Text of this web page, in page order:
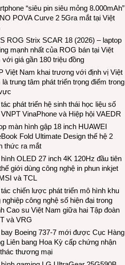
“siêu pin siêu mỏng 8.000mAh”
POVA Curve 2 5Gra mắt tại Việt
ROG Strix SCAR 18 (2026) – laptop
mạnh nhất của ROG bán tại Việt
với giá gần 180 triệu đồng
Việt Nam khai trương với định vị Việt
là trung tâm phát triển trọng điểm trong
phát triển hệ sinh thái học liệu số
VinaPhone và Hiệp hội VAEDR
màn hình gập 18 inch HUAWEI
Fold Ultimate Design thế hệ 2
thức ra mắt
OLED 27 inch 4K 120Hz đầu tiên
giới dùng công nghệ in phun inkjet
và TCL
chiến lược phát triển mô hình khu
nghiệp công nghệ số hiện đại trong
Cao su Việt Nam giữa hai Tập đoàn
và VRG
Boeing 737-7 mới được Cục Hàng
Liên bang Hoa Kỳ cấp chứng nhận
thương mại